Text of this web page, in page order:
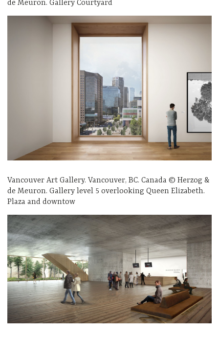
de Meuron. Gallery Courtyard
Vancouver Art Gallery. Vancouver, BC. Canada © Herzog &
de Meuron. Gallery level 5 overlooking Queen Elizabeth.
Plaza and downtow